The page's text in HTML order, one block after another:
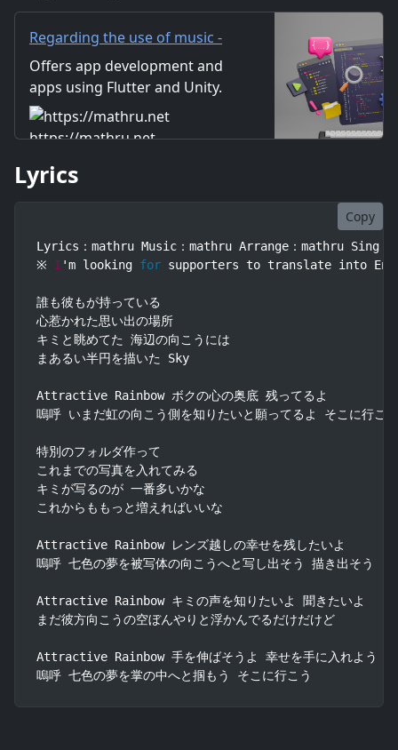
Regarding the use of music -
mathru.net | App
Development with Flutter,
Unity/Music and Video
Production/Material
Distribution
Offers app development and
apps using Flutter and Unity.
Includes information on music
and videos created by the
images and video materials.
We also accept orders for
https://mathru.net
Lyrics
Copy
Lyrics：mathru Music：mathru Arrange：mathru Sing：
※ I 'm looking for supporters to translate into
誰も彼もが持っている
心惹かれた思い出の場所
キミと眺めてた 海辺の向こうには
まあるい半円を描いた Sky
Attractive Rainbow ボクの心の奥底 残ってるよ
嗚呼 いまだ虹の向こう側を知りたいと願ってるよ そこに行こう
特別のフォルダ作って
これまでの写真を入れてみる
キミが写るのが 一番多いかな
これからももっと増えればいいな
Attractive Rainbow レンズ越しの幸せを残したいよ
嗚呼 七色の夢を被写体の向こうへと写し出そう 描き出そう
Attractive Rainbow キミの声を知りたいよ 聞きたいよ
まだ彼方向こうの空ぼんやりと浮かんでるだけだけど
Attractive Rainbow 手を伸ばそうよ 幸せを手に入れよう
嗚呼 七色の夢を掌の中へと掴もう そこに行こう